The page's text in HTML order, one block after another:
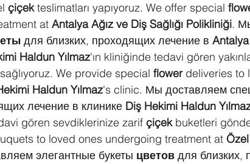
çiçek teslimatları yapıyoruz. We offer special
at Antalya Ağız ve Diş Sağlığı Polikliniği.
для близких, проходящих лечение в Antalya
Haldun Yılmaz'ın kliniğinde tedavi gören
We provide special flower deliveries to
Haldun Yılmaz's clinic. Мы доставляем
лечение в клинике Diş Hekimi Haldun
gören sevdiklerinize zarif çiçek buketleri
to loved ones undergoing treatment at
элегантные букеты цветов для близких,